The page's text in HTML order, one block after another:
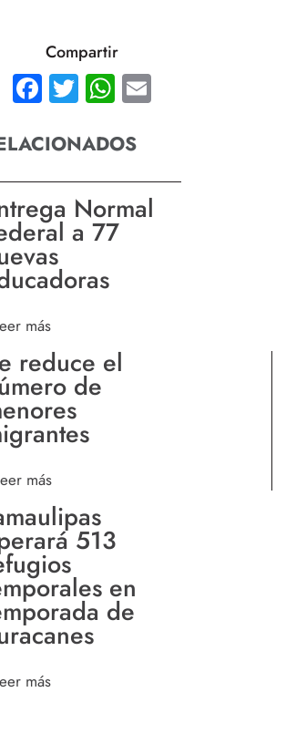
Compartir
Facebook
TwitterWhatsApp
Normal
a 77
más
reduce el
de
más
513
en
de
más